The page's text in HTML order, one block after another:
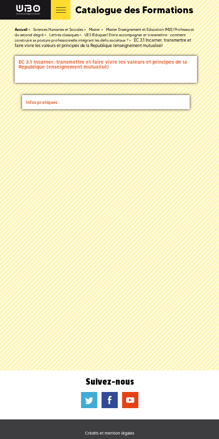
Catalogue des Formations
Accueil Sciences Humaines et Sociales Master
Master Enseignement et Education (M2E) Professorat
du second degré
Lettres classiques
UE3 (Eduquer) Entre accompagner et transmettre : comment
construire sa posture professionnelle intégrant les défis sociétaux ?
EC 3.1 Incarner, transmettre et
faire vivre les valeurs et principes de la Republique (enseignement mutualisé)
EC 3.1 Incarner, transmettre et faire vivre les valeurs et principes de la
Republique (enseignement mutualisé)
Infos pratiques
Suivez-nous
a b f
Crédits et mention légales